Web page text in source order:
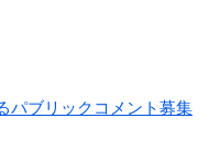
パブリックコメント募集